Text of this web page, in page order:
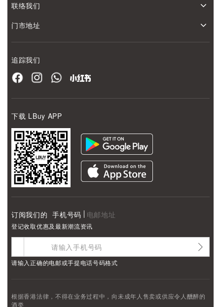
联络我们
门市地址
追踪我们
下载 LBuy APP
订阅我们的 手机号码 电邮地址
登记收取优惠及最新潮流资讯
请输入正确的电邮或手提电话号码格式
根据香港法律，不得在业务过程中，向未成年人售卖或供应令人醺醉的
酒类